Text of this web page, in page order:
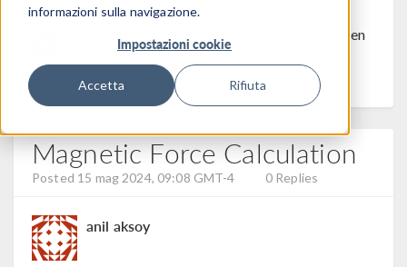
informazioni sulla navigazione.
Impostazioni cookie
Accetta Rifiuta
Discussion Closed
created more than 6 months ago and has been
closed. To start a new discussion with a link
back to this one,
click here
Magnetic Force Calculation
Posted 15 mag 2024, 09:08 GMT-4 0 Replies
anil aksoy